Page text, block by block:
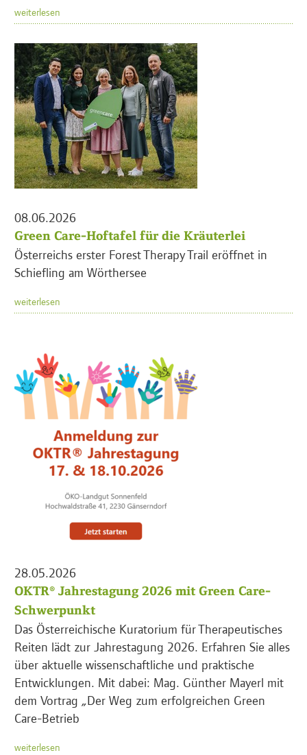
weiterlesen
08.06.2026
Green Care-Hoftafel für die Kräuterlei
Österreichs erster Forest Therapy Trail eröffnet in
Schiefling am Wörthersee
weiterlesen
28.05.2026
OKTR® Jahrestagung 2026 mit Green Care-
Schwerpunkt
Das Österreichische Kuratorium für Therapeutisches
Reiten lädt zur Jahrestagung 2026. Erfahren Sie alles
über aktuelle wissenschaftliche und praktische
Entwicklungen. Mit dabei: Mag. Günther Mayerl mit
dem Vortrag „Der Weg zum erfolgreichen Green
Care-Betrieb
weiterlesen